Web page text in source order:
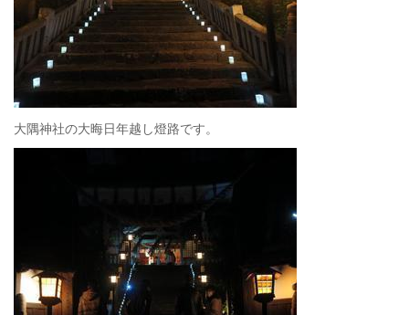
大隅神社の大晦日年越し燈路です。